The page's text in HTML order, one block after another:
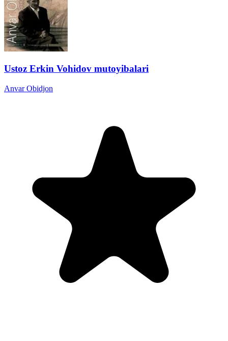
Ustoz Erkin Vohidov mutoyibalari
Anvar Obidjon